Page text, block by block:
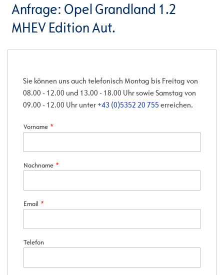
Anfrage: Opel Grandland 1.2
MHEV Edition Aut.
Sie können uns auch telefonisch Montag bis Freitag von
08.00 - 12.00 und 13.00 - 18.00 Uhr sowie Samstag von
09.00 - 12.00 Uhr unter +43 (0)5352 20 755 erreichen.